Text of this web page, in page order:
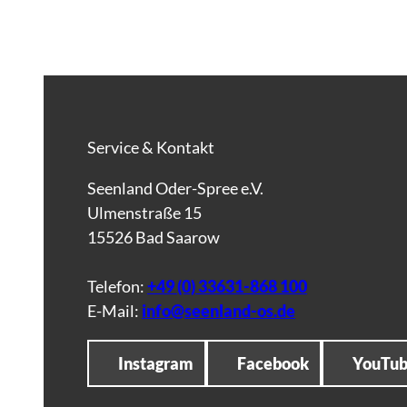
Service & Kontakt
Seenland Oder-Spree e.V.
Ulmenstraße 15
15526 Bad Saarow
Telefon:+49 (0) 33631-868 100
E-Mail: info@seenland-os.de
Instagram Facebook